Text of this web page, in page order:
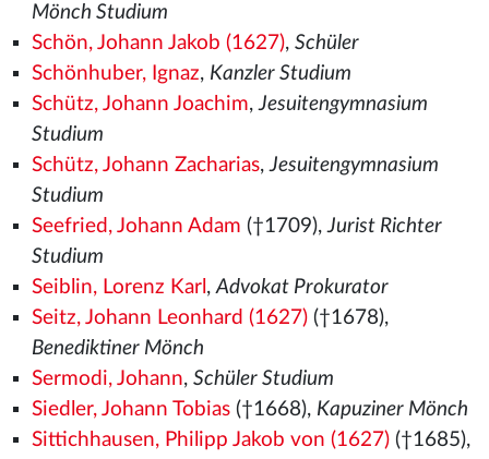
Mönch Studium
Schön, Johann Jakob (1627), Schüler
Schönhuber, Ignaz, Kanzler Studium
Schütz, Johann Joachim,Jesuitengymnasium
Studium
Schütz, Johann Zacharias,Jesuitengymnasium
Studium
Seefried, Johann Adam (†1709),Jurist Richter
Studium
Seiblin, Lorenz Karl ,Advokat Prokurator
Seitz, Johann Leonhard (1627)(†1678),
Benediktiner Mönch
Sermodi, Johann, Schüler Studium
Siedler, Johann Tobias(†1668), Kapuziner Mönch
Sittichhausen, Philipp Jakob von (1627)(†1685),